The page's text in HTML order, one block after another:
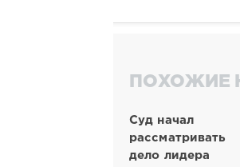
ПОХОЖИЕ
Суд начал
рассматривать
дело лидера